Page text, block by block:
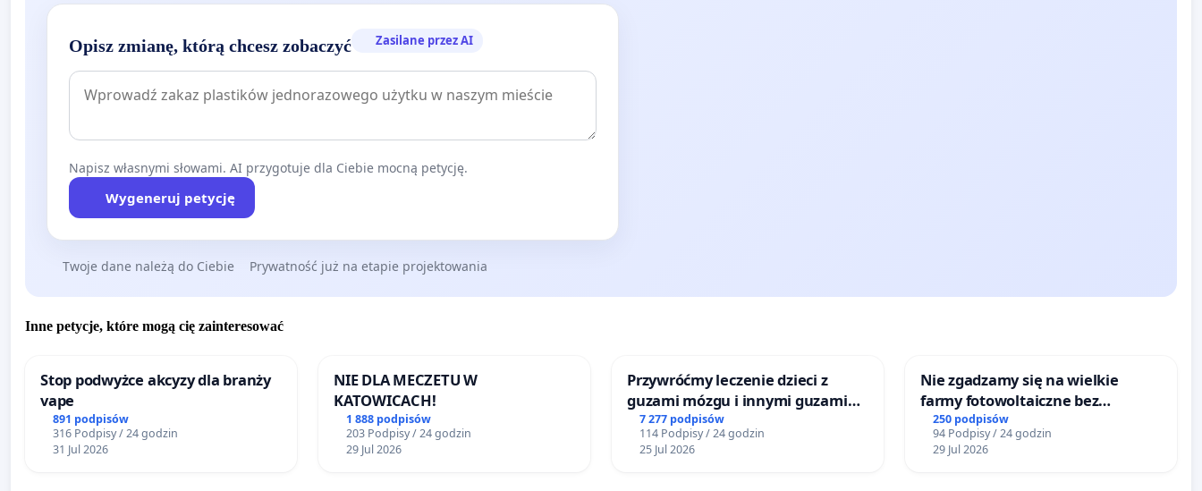
Opisz zmianę, którą chcesz zobaczyć Zasilane przez AI
Napisz własnymi słowami. AI przygotuje dla Ciebie mocną petycję.
Wygeneruj petycję
Twoje dane należą do Ciebie Prywatność już na etapie projektowania
Inne petycje, które mogą cię zainteresować
Stop podwyżce akcyzy dla branży
vape
891 podpisów
316 Podpisy / 24 godzin
31 Jul 2026
NIE DLA MECZETU W
KATOWICACH!
1 888 podpisów
203 Podpisy / 24 godzin
29 Jul 2026
Przywróćmy leczenie dzieci z
guzami mózgu i innymi guzami
litymi do Górnośląskiego
Centrum Zdrowia Dziecka w
Katowicach
7 277 podpisów
114 Podpisy / 24 godzin
25 Jul 2026
Nie zgadzamy się na wielkie
farmy fotowoltaiczne bez
rzetelnych analiz i akceptacji
mieszkańców
250 podpisów
94 Podpisy / 24 godzin
29 Jul 2026